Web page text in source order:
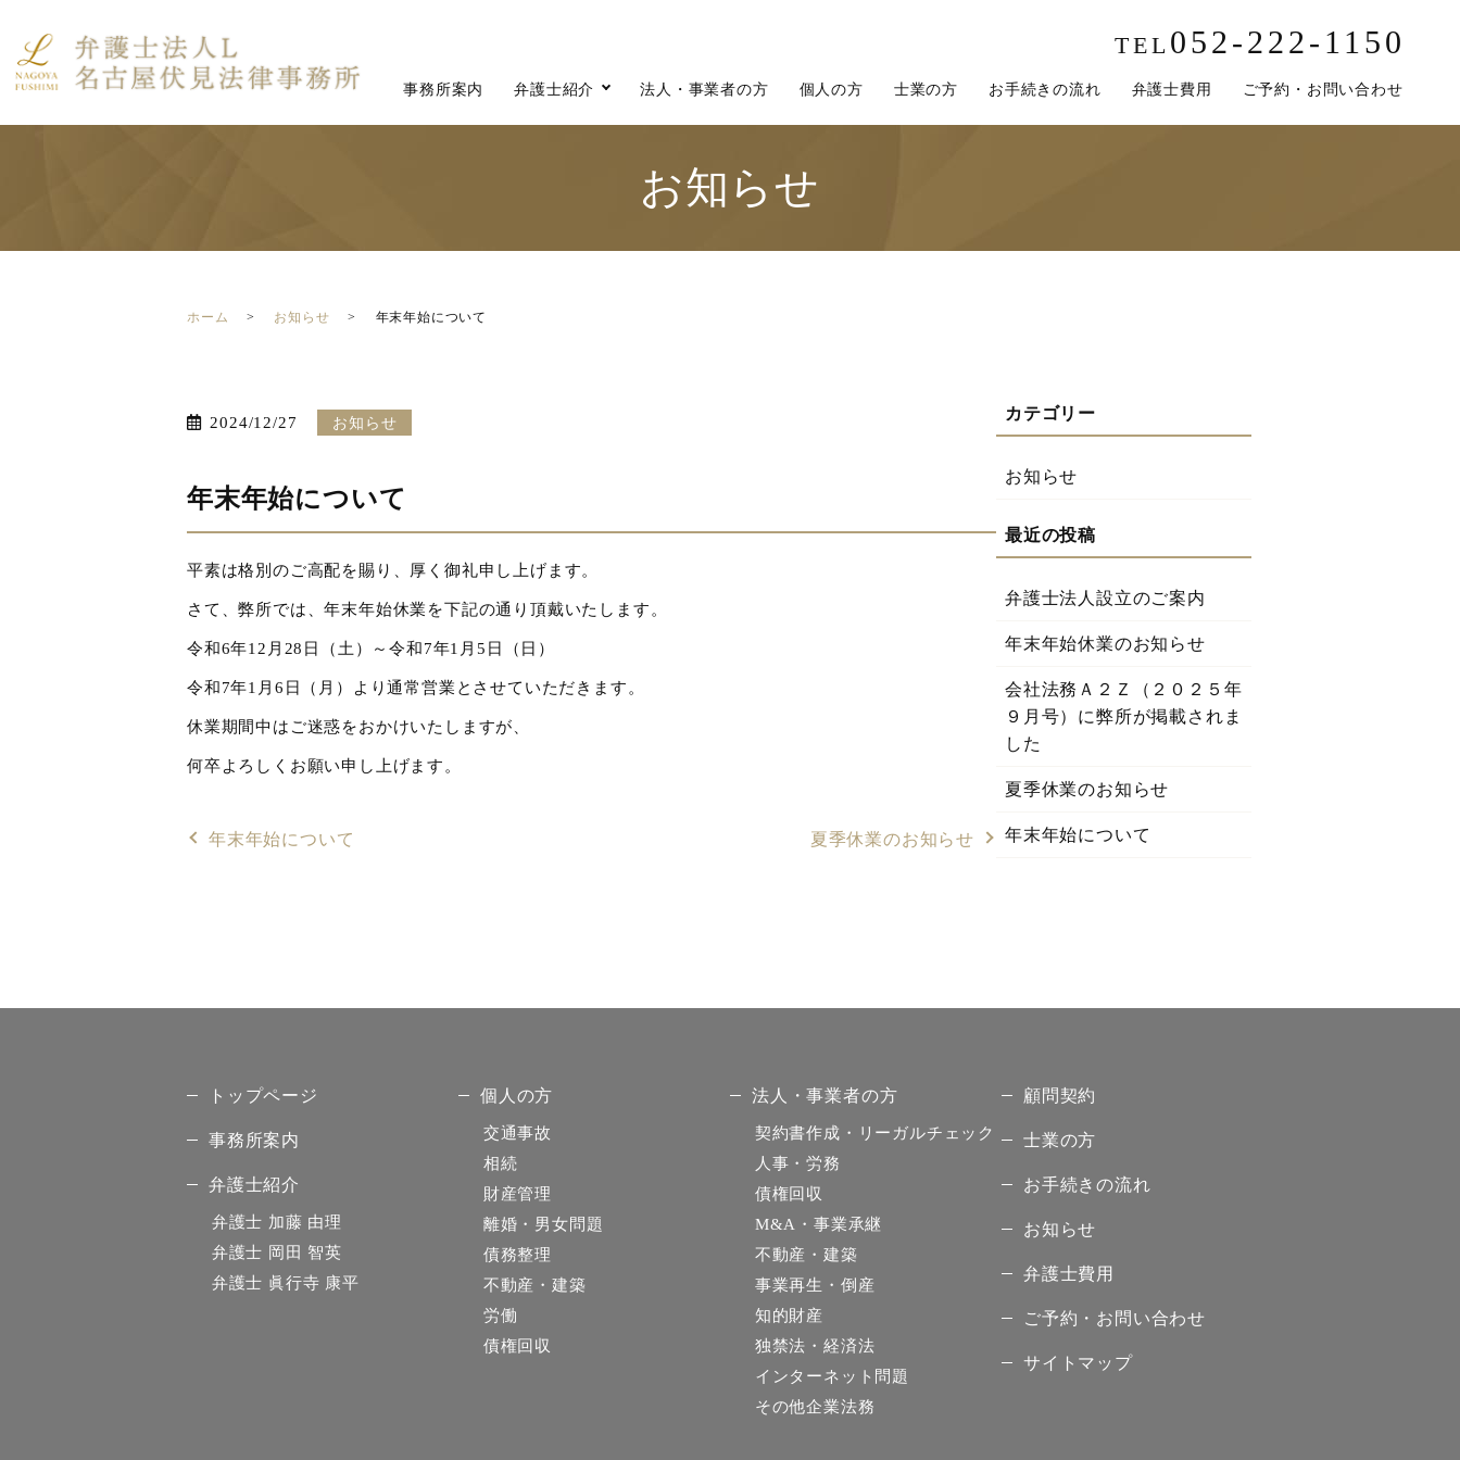
事務所案内 弁護士紹介 法人・事業者の方 個人の方 士業の方 お手続きの流れ 弁護士費用 ご予約・お問い合わせ
TEL 052-222-1150
お知らせ
ホーム お知らせ 年末年始について
2024/12/27 お知らせ
年末年始について
平素は格別のご高配を賜り、厚く御礼申し上げます。
さて、弊所では、年末年始休業を下記の通り頂戴いたします。
令和6年12 月 28 日（土）～令和7年1 月5日（日）
令和7年1 月6日（月）より通常営業とさせていただきます。
休業期間中はご迷惑をおかけいたしますが、
何卒よろしくお願い申し上げます。
年末年始について 夏季休業のお知らせ
お知らせ
弁護士法人設立のご案内
年末年始休業のお知らせ
会社法務Ａ２Ｚ（２０２５年
９月号）に弊所が掲載されま
した
夏季休業のお知らせ
年末年始について
トップページ
事務所案内
弁護士紹介
弁護士 加藤 由理
弁護士 岡田 智英
弁護士 眞行寺 康平
個人の方
交通事故
相続
財産管理
離婚・男女問題
債務整理
不動産・建築
労働
債権回収
法人・事業者の方
契約書作成・リーガルチェック
人事・労務
債権回収
M&A・事業承継
不動産・建築
事業再生・倒産
知的財産
独禁法・経済法
インターネット問題
その他企業法務
顧問契約
士業の方
お手続きの流れ
お知らせ
弁護士費用
ご予約・お問い合わせ
サイトマップ